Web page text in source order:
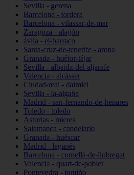
Sevilla - gerena
Barcelona - tordera
Barcelona - vilassar-de-mar
Zaragoza - alagón
ávila - el-barraco
Santa-cruz-de-tenerife - arona
Granada - huétor-tájar
Sevilla - albaida-del-aljarafe
Valencia - alcàsser
Ciudad-real - daimiel
Sevilla - la-algaba
Madrid - san-fernando-de-henares
Toledo - toledo
Asturias - mieres
Salamanca - candelario
Granada - huéscar
Madrid - leganés
Barcelona - cornellà-de-llobregat
Valencia - quart-de-poblet
Pontevedra - tomiño